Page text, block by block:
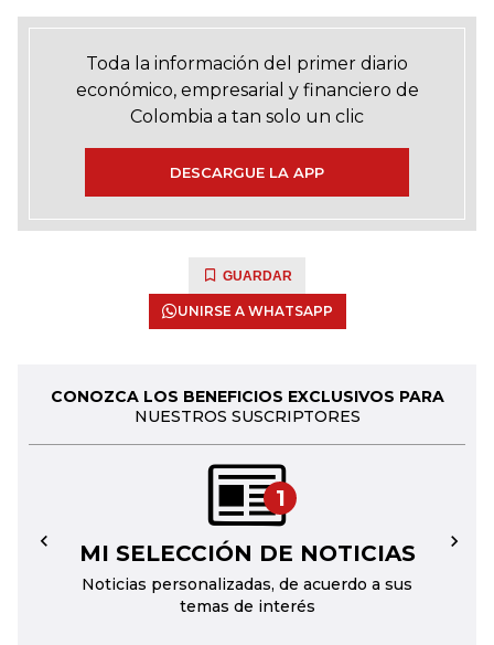
Toda la información del primer diario
económico, empresarial y financiero de
Colombia a tan solo un clic
DESCARGUE LA APP
GUARDAR
UNIRSE A WHATSAPP
CONOZCA LOS BENEFICIOS EXCLUSIVOS PARA
NUESTROS SUSCRIPTORES
1
MI SELECCIÓN DE NOTICIAS
Noticias personalizadas, de acuerdo a sus
temas de interés
← →